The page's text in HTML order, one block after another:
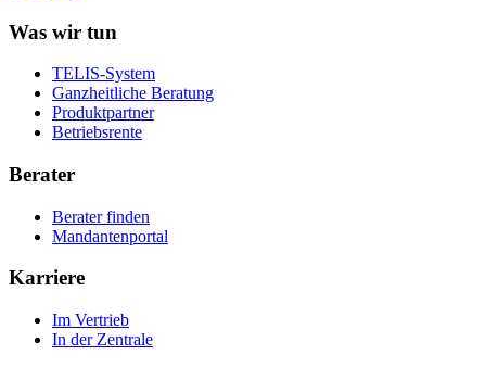
Was wir tun
TELIS-System
Ganzheitliche Beratung
Produktpartner
Betriebsrente
Berater
Berater finden
Mandantenportal
Karriere
Im Vertrieb
In der Zentrale